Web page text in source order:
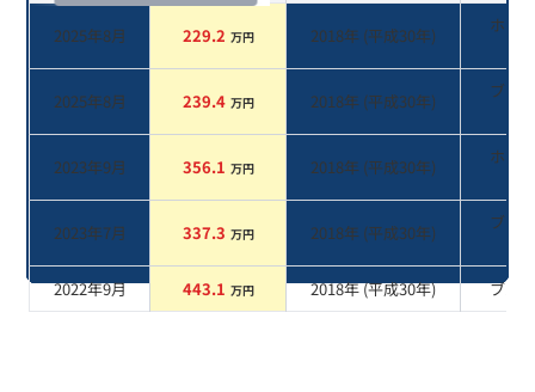
2025年8月 229.2 万円 2018年 (平成30年)
ホワ
2025年8月 239.4 万円 2018年 (平成30年)
ブラ
2023年9月 356.1 万円 2018年 (平成30年)
ホワ
2023年7月 337.3 万円 2018年 (平成30年)
ブラ
2022年9月
443.1 万円 2018年 (平成30年) ブルー